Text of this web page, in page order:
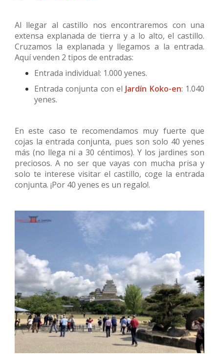
Al llegar al castillo nos encontraremos con una
extensa explanada de tierra y a lo alto, el castillo.
Cruzamos la explanada y llegamos a la entrada.
Aquí venden 2 tipos de entradas:
Entrada individual: 1.000 yenes.
Entrada conjunta con el Jardín Koko-en: 1.040
yenes.
En este caso te recomendamos muy fuerte que
cojas la entrada conjunta, pues son solo 40 yenes
más (no llega ni a 30 céntimos). Y los jardines son
preciosos. A no ser que vayas con mucha prisa y
solo te interese visitar el castillo, coge la entrada
conjunta. ¡Por 40 yenes es un regalo!.